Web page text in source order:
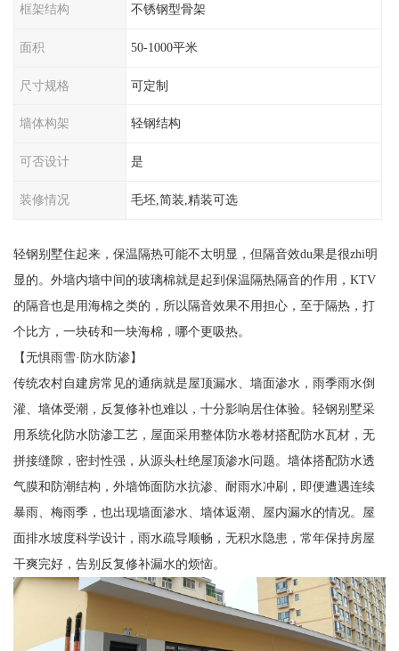
框架结构 不锈钢型骨架
面积 50-1000平米
尺寸规格 可定制
墙体构架 轻钢结构
可否设计 是
装修情况 毛坯,简装,精装可选
轻钢别墅住起来，保温隔热可能不太明显，但隔音效du果是很zhi明
显的。外墙内墙中间的玻璃棉就是起到保温隔热隔音的作用，KTV
的隔音也是用海棉之类的，所以隔音效果不用担心，至于隔热，打
个比方，一块砖和一块海棉，哪个更吸热。
【无惧雨雪·防水防渗】
传统农村自建房常见的通病就是屋顶漏水、墙面渗水，雨季雨水倒
灌、墙体受潮，反复修补也难以，十分影响居住体验。轻钢别墅采
用系统化防水防渗工艺，屋面采用整体防水卷材搭配防水瓦材，无
拼接缝隙，密封性强，从源头杜绝屋顶渗水问题。墙体搭配防水透
气膜和防潮结构，外墙饰面防水抗渗、耐雨水冲刷，即便遭遇连续
暴雨、梅雨季，也出现墙面渗水、墙体返潮、屋内漏水的情况。屋
面排水坡度科学设计，雨水疏导顺畅，无积水隐患，常年保持房屋
干爽完好，告别反复修补漏水的烦恼。